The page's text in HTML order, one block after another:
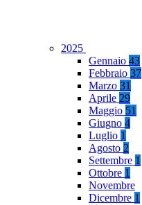
2025
Gennaio 43
Febbraio 37
Marzo 31
Aprile 29
Maggio 51
Giugno 4
Luglio 1
Agosto 2
Settembre 1
Ottobre 1
Novembre
Dicembre 1